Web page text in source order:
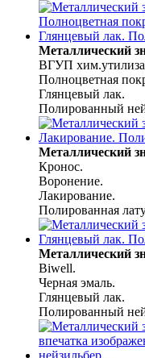
Металлический
ВГУП
Полноцветная
Глянцевый лак.
Полированный
Металлический
Кронос.
Воронение.
Лакирование.
Полированная
Металлический
Biwell.
Черная эмаль.
Глянцевый лак.
Полированный